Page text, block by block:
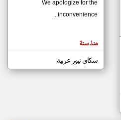
مصادر الأخبار من موريتانيا
اخبار موريتانيا على مدار الساعة
أهم اخبار موريتانيا العاجلة والمباشرة
We apologize for the
inconvenience...
منذ سنة
سكاي نيوز عربية
klyoum.com